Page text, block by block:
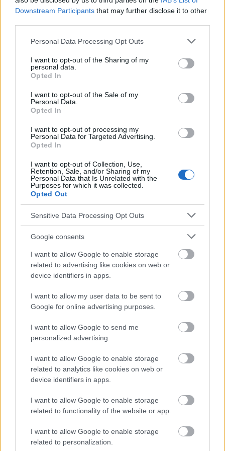
Downstream Participants that may further disclose it to other
Please note that this website/app uses one or more Google
not limited to your visit or usage behaviour. You may click to
grant or deny consent to Google and its third-party tags to
use your data for below specified purposes in below Google
consent section.
Personal Data Processing Opt Outs
I want to opt-out of the Sharing of my
personal data.
Opted In
I want to opt-out of the Sale of my
Personal Data.
Opted In
I want to opt-out of processing my
Personal Data for Targeted Advertising.
Opted In
I want to opt-out of Collection, Use,
Retention, Sale, and/or Sharing of my
Personal Data that Is Unrelated with the
Purposes for which it was collected.
Opted Out
Sensitive Data Processing Opt Outs
Google consents
I want to allow Google to enable storage
related to advertising like cookies on web or
device identifiers in apps.
I want to allow my user data to be sent to
Google for online advertising purposes.
I want to allow Google to send me
personalized advertising.
I want to allow Google to enable storage
related to analytics like cookies on web or
device identifiers in apps.
I want to allow Google to enable storage
related to functionality of the website or app.
I want to allow Google to enable storage
related to personalization.
vivant selon leur chronotype jouiraient d'unmeilleur
bien-être.
Endormissement tardif et troubles dépressifs, photo : panthermedia
Le report de l'endormissement est principalement
associé àun raccourcissement de la phase REM
qui se produit au cours de la deuxième phase du
stimule le système nerveux central (SNC) et est
responsable du bon fonctionnement du cerveau. Ce
qui a le plus surpris les chercheurs, c'est l'absence
de lien entre le chronotype et l'état mental du corps.
Les chercheurs supposent qu'un
stimuli plus faible et d'un contact réduit avec
d'autres personnes, pourrait également être
responsable de la détérioration de l'état mental.